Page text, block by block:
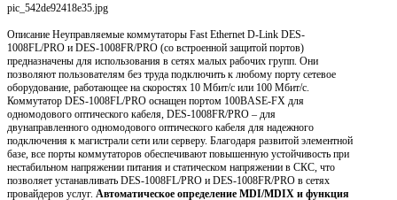
pic_542de92418e35.jpg
Описание Неуправляемые коммутаторы Fast Ethernet D-Link DES-
1008FL/PRO и DES-1008FR/PRO (со встроенной защитой портов)
предназначены для использования в сетях малых рабочих групп. Они
позволяют пользователям без труда подключить к любому порту сетевое
оборудование, работающее на скоростях 10 Мбит/с или 100 Мбит/с.
Коммутатор DES-1008FL/PRO оснащен портом 100BASE-FX для
одномодового оптического кабеля, DES-1008FR/PRO – для
двунаправленного одномодового оптического кабеля для надежного
подключения к магистрали сети или серверу. Благодаря развитой элементной
базе, все порты коммутаторов обеспечивают повышенную устойчивость при
нестабильном напряжении питания и статическом напряжении в СКС, что
позволяет устанавливать DES-1008FL/PRO и DES-1008FR/PRO в сетях
провайдеров услуг. Автоматическое определение MDI/MDIX и функция